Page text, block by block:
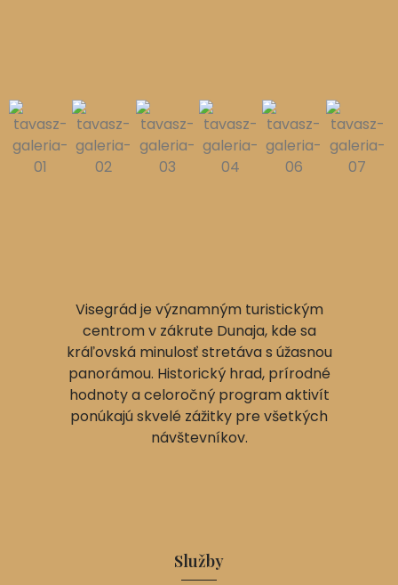
Visegrád je významným turistickým
centrom v zákrute Dunaja, kde sa
kráľovská minulosť stretáva s úžasnou
panorámou. Historický hrad, prírodné
hodnoty a celoročný program aktivít
ponúkajú skvelé zážitky pre všetkých
návštevníkov.
Služby